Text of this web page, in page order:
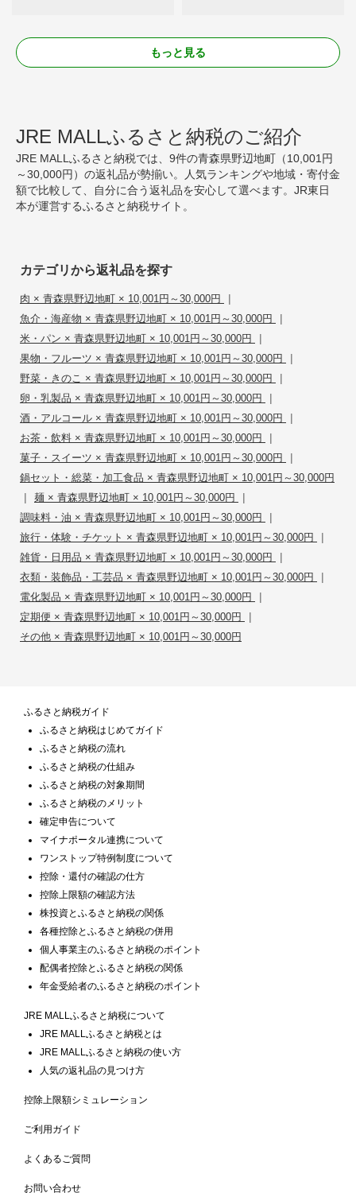
もっと見る
JRE MALLふるさと納税のご紹介
JRE MALLふるさと納税では、9件の青森県野辺地町（10,001円
～30,000円）の返礼品が勢揃い。人気ランキングや地域・寄付金
額で比較して、自分に合う返礼品を安心して選べます。JR東日
本が運営するふるさと納税サイト。
カテゴリから返礼品を探す
肉 × 青森県野辺地町 × 10,001円～30,000円 |
魚介・海産物 × 青森県野辺地町 × 10,001円～30,000円 |
米・パン × 青森県野辺地町 × 10,001円～30,000円 |
果物・フルーツ × 青森県野辺地町 × 10,001円～30,000円 |
野菜・きのこ × 青森県野辺地町 × 10,001円～30,000円 |
卵・乳製品 × 青森県野辺地町 × 10,001円～30,000円 |
酒・アルコール × 青森県野辺地町 × 10,001円～30,000円 |
お茶・飲料 × 青森県野辺地町 × 10,001円～30,000円 |
菓子・スイーツ × 青森県野辺地町 × 10,001円～30,000円 |
鍋セット・総菜・加工食品 × 青森県野辺地町 × 10,001円～30,000円
| 麺 × 青森県野辺地町 × 10,001円～30,000円 |
調味料・油 × 青森県野辺地町 × 10,001円～30,000円 |
旅行・体験・チケット × 青森県野辺地町 × 10,001円～30,000円 |
雑貨・日用品 × 青森県野辺地町 × 10,001円～30,000円 |
衣類・装飾品・工芸品 × 青森県野辺地町 × 10,001円～30,000円 |
電化製品 × 青森県野辺地町 × 10,001円～30,000円 |
定期便 × 青森県野辺地町 × 10,001円～30,000円 |
その他 × 青森県野辺地町 × 10,001円～30,000円
ふるさと納税ガイド
ふるさと納税はじめてガイド
ふるさと納税の流れ
ふるさと納税の仕組み
ふるさと納税の対象期間
ふるさと納税のメリット
確定申告について
マイナポータル連携について
ワンストップ特例制度について
控除・還付の確認の仕方
控除上限額の確認方法
株投資とふるさと納税の関係
各種控除とふるさと納税の併用
個人事業主のふるさと納税のポイント
配偶者控除とふるさと納税の関係
年金受給者のふるさと納税のポイント
JRE MALLふるさと納税について
JRE MALLふるさと納税とは
JRE MALLふるさと納税の使い方
人気の返礼品の見つけ方
控除上限額シミュレーション
ご利用ガイド
よくあるご質問
お問い合わせ